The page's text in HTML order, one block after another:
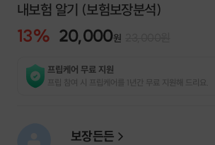
내보험 알기 (보험보장분석)
13% 20,000원
프립케어 무료 지원
프립 참여 시 프립케어를 1년간 무료 지원해 드리요.
보장든든